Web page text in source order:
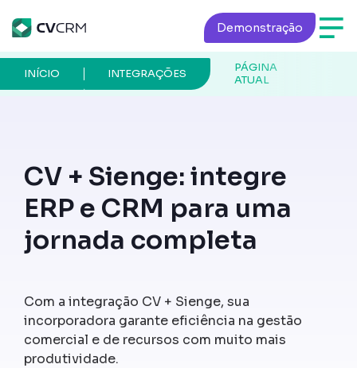
Demonstração
PÁGINA
ATUAL
INTEGRAÇÕES
INÍCIO
CV + Sienge: integre
ERP e CRM para uma
jornada completa
Com a integração CV + Sienge, sua
incorporadora garante eficiência na gestão
comercial e de recursos com muito mais
produtividade.